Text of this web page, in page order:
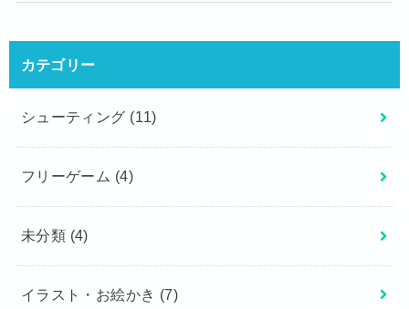
カテゴリー
シューティング (11)
フリーゲーム (4)
未分類 (4)
イラスト・お絵かき (7)